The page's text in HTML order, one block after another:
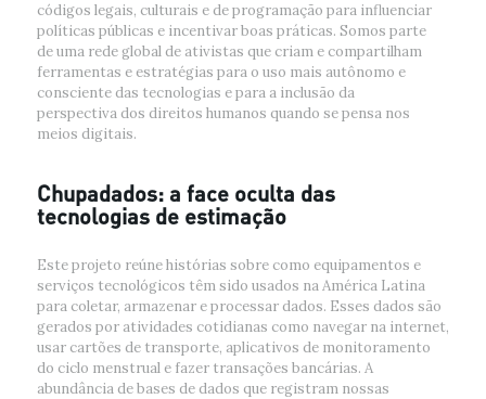
códigos legais, culturais e de programação para influenciar
políticas públicas e incentivar boas práticas. Somos parte
de uma rede global de ativistas que criam e compartilham
ferramentas e estratégias para o uso mais autônomo e
consciente das tecnologias e para a inclusão da
perspectiva dos direitos humanos quando se pensa nos
meios digitais.
Chupadados: a face oculta das
tecnologias de estimação
Este projeto reúne histórias sobre como equipamentos e
serviços tecnológicos têm sido usados na América Latina
para coletar, armazenar e processar dados. Esses dados são
gerados por atividades cotidianas como navegar na internet,
usar cartões de transporte, aplicativos de monitoramento
do ciclo menstrual e fazer transações bancárias. A
abundância de bases de dados que registram nossas